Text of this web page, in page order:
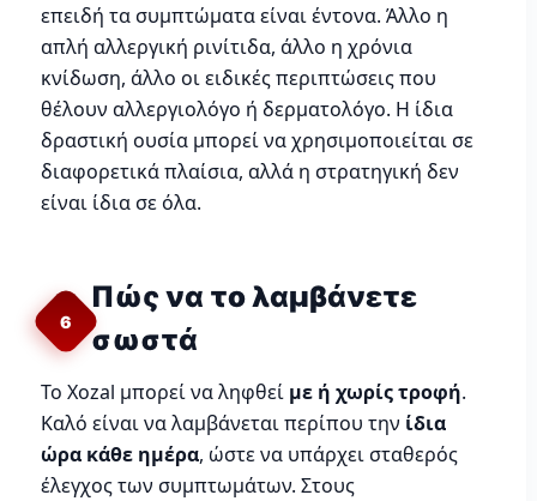
επειδή τα συμπτώματα είναι έντονα. Άλλο η
απλή αλλεργική ρινίτιδα, άλλο η χρόνια
κνίδωση, άλλο οι ειδικές περιπτώσεις που
θέλουν αλλεργιολόγο ή δερματολόγο. Η ίδια
δραστική ουσία μπορεί να χρησιμοποιείται σε
διαφορετικά πλαίσια, αλλά η στρατηγική δεν
είναι ίδια σε όλα.
6
Πώς να το λαμβάνετε
σωστά
Το Xozal μπορεί να ληφθεί με ή χωρίς τροφή.
Καλό είναι να λαμβάνεται περίπου την ίδια
ώρα κάθε ημέρα, ώστε να υπάρχει σταθερός
έλεγχος των συμπτωμάτων. Στους